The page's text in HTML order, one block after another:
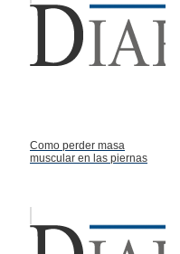
Como perder masa
muscular en las piernas